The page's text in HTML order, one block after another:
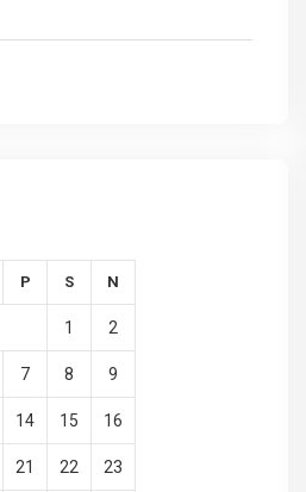
P S N
1 2
7 8 9
14 15 16
21 22 23